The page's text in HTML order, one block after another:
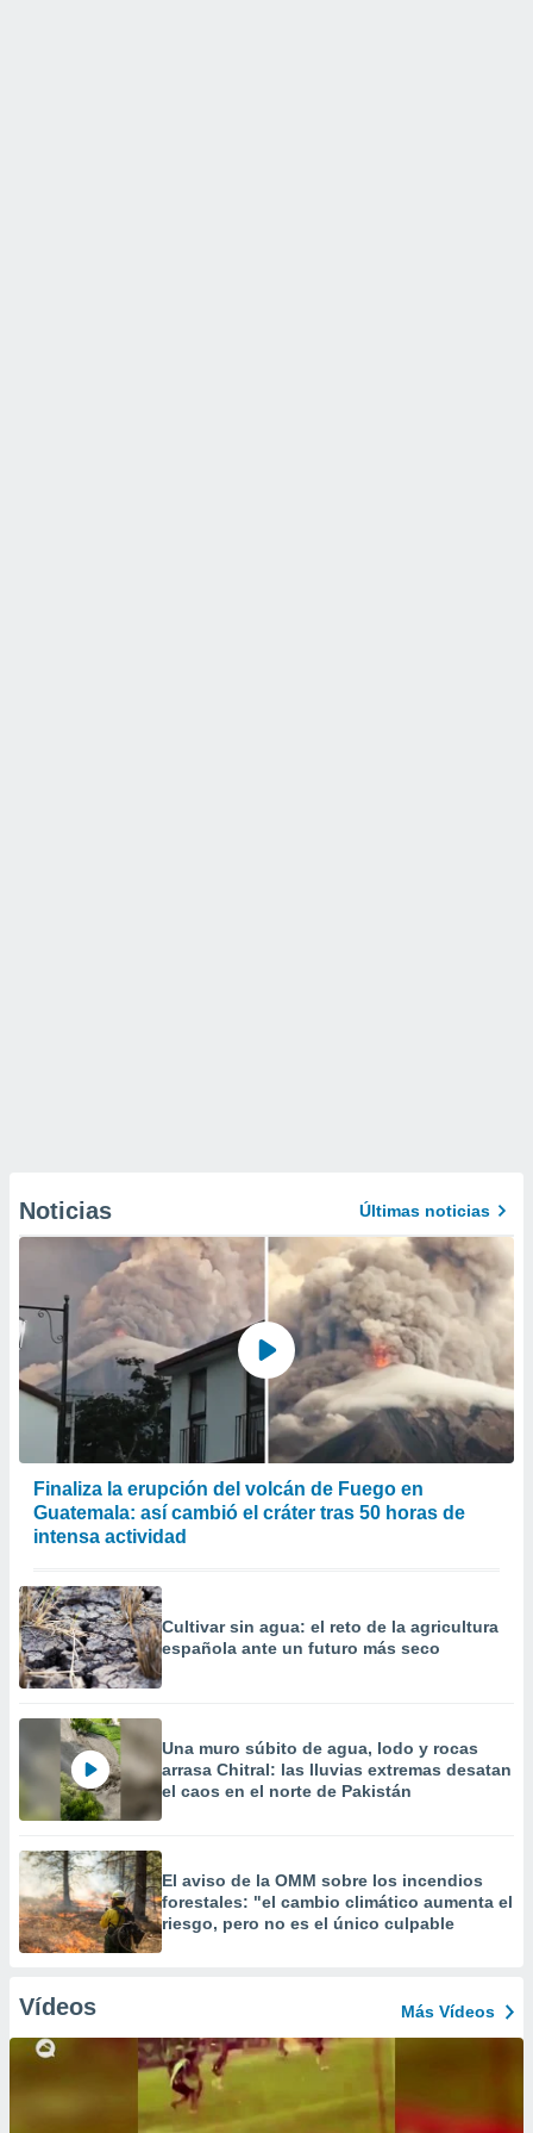
Noticias Últimas noticias
Finaliza la erupción del volcán de Fuego en
Guatemala: así cambió el cráter tras 50 horas de
intensa actividad
Cultivar sin agua: el reto de la agricultura
española ante un futuro más seco
Una muro súbito de agua, lodo y rocas
arrasa Chitral: las lluvias extremas desatan
el caos en el norte de Pakistán
El aviso de la OMM sobre los incendios
forestales: "el cambio climático aumenta el
riesgo, pero no es el único culpable
Vídeos Más Vídeos